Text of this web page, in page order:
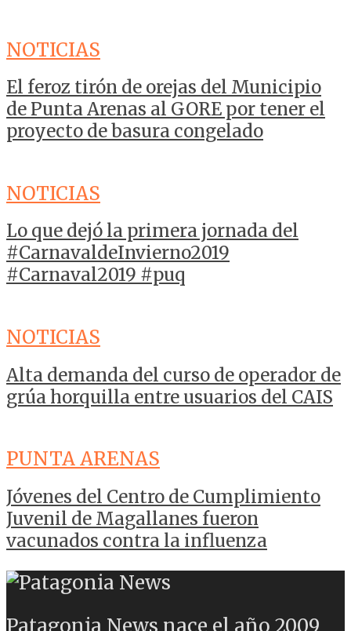
NOTICIAS
El feroz tirón de orejas del Municipio
de Punta Arenas al GORE por tener el
proyecto de basura congelado
NOTICIAS
Lo que dejó la primera jornada del
#CarnavaldeInvierno2019
#Carnaval2019 #puq
NOTICIAS
Alta demanda del curso de operador de
grúa horquilla entre usuarios del CAIS
PUNTA ARENAS
Jóvenes del Centro de Cumplimiento
Juvenil de Magallanes fueron
vacunados contra la influenza
Patagonia News nace el año 2009